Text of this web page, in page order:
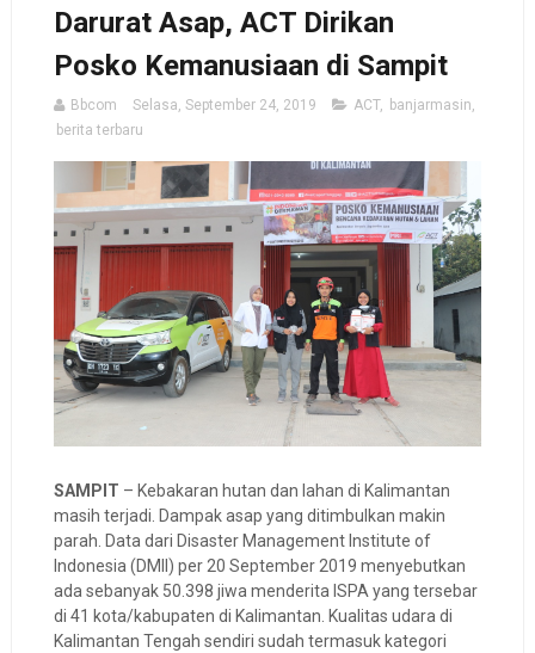
Darurat Asap, ACT Dirikan
Posko Kemanusiaan di Sampit
Bbcom Selasa, September 24, 2019 ACT, banjarmasin,
berita terbaru
SAMPIT – Kebakaran hutan dan lahan di Kalimantan
masih terjadi. Dampak asap yang ditimbulkan makin
parah. Data dari Disaster Management Institute of
Indonesia (DMII) per 20 September 2019 menyebutkan
ada sebanyak 50.398 jiwa menderita ISPA yang tersebar
di 41 kota/kabupaten di Kalimantan. Kualitas udara di
Kalimantan Tengah sendiri sudah termasuk kategori